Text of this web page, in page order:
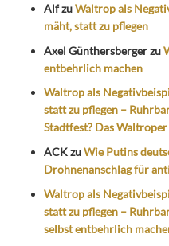
AlfzuWaltrop als
mäht, statt zu pflegen
Axel Günthersbergerzu
entbehrlich machen
Waltrop als
statt zu pflegen –
Stadtfest? Das
ACKzuWie Putins
Drohnenanschlag für
Waltrop als
statt zu pflegen –
selbst entbehrlich